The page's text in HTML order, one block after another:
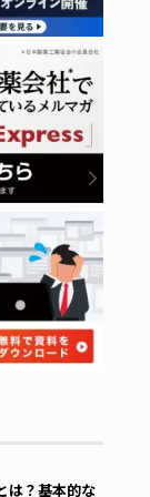
は？基本的な